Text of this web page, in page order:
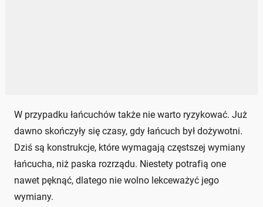
W przypadku łańcuchów także nie warto ryzykować. Już
dawno skończyły się czasy, gdy łańcuch był dożywotni.
Dziś są konstrukcje, które wymagają częstszej wymiany
łańcucha, niż paska rozrządu. Niestety potrafią one
nawet pęknąć, dlatego nie wolno lekceważyć jego
wymiany.